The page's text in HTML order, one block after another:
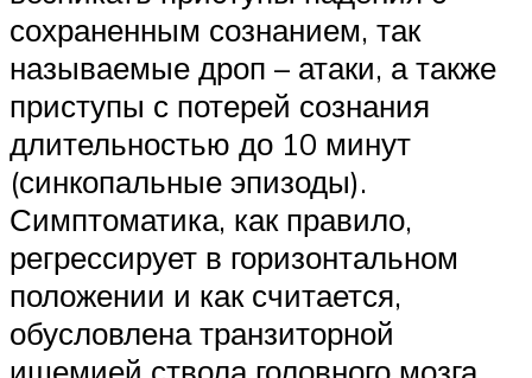
сохраненным сознанием, так
называемые дроп – атаки, а также
приступы с потерей сознания
длительностью до 10 минут
(синкопальные эпизоды).
Симптоматика, как правило,
регрессирует в горизонтальном
положении и как считается,
обусловлена транзиторной